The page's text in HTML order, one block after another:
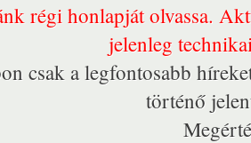
régi honlapját olvassa.
jelenleg
csak a legfontosabb
történő